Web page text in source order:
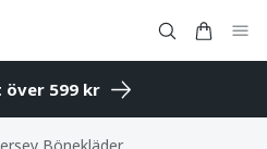
över 599 kr